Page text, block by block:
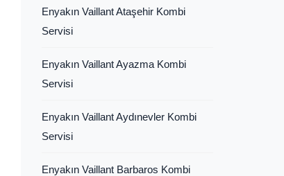
Enyakın Vaillant Ataşehir Kombi
Servisi
Enyakın Vaillant Ayazma Kombi
Servisi
Enyakın Vaillant Aydınevler Kombi
Servisi
Enyakın Vaillant Barbaros Kombi